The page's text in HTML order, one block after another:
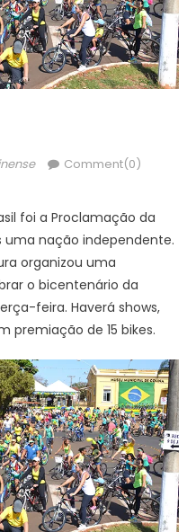
Comment(0)
foi a Proclamação da
nação independente.
organizou uma
o bicentenário da
feira. Haverá shows,
premiação de 15 bikes.